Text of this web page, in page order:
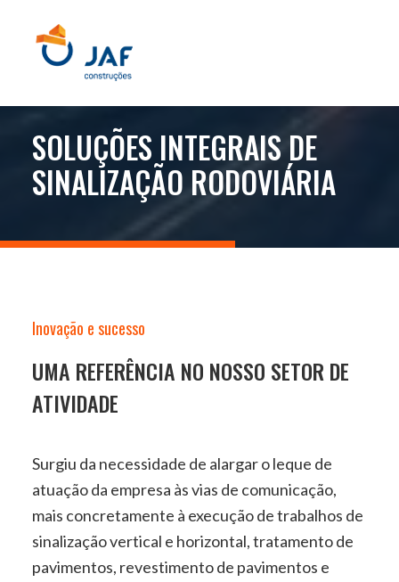
SOLUÇÕES INTEGRAIS DE
SINALIZAÇÃO RODOVIÁRIA
Inovação e sucesso
UMA REFERÊNCIA NO NOSSO SETOR DE
ATIVIDADE
Surgiu da necessidade de alargar o leque de
atuação da empresa às vias de comunicação,
mais concretamente à execução de trabalhos de
sinalização vertical e horizontal, tratamento de
pavimentos, revestimento de pavimentos e